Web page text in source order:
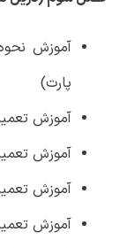
آموزش
پارت)
آموزش
آموزش
آموزش
آموزش